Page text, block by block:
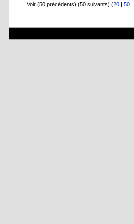
Voir (50 précédents) (50 suivants) (20 | 50 |